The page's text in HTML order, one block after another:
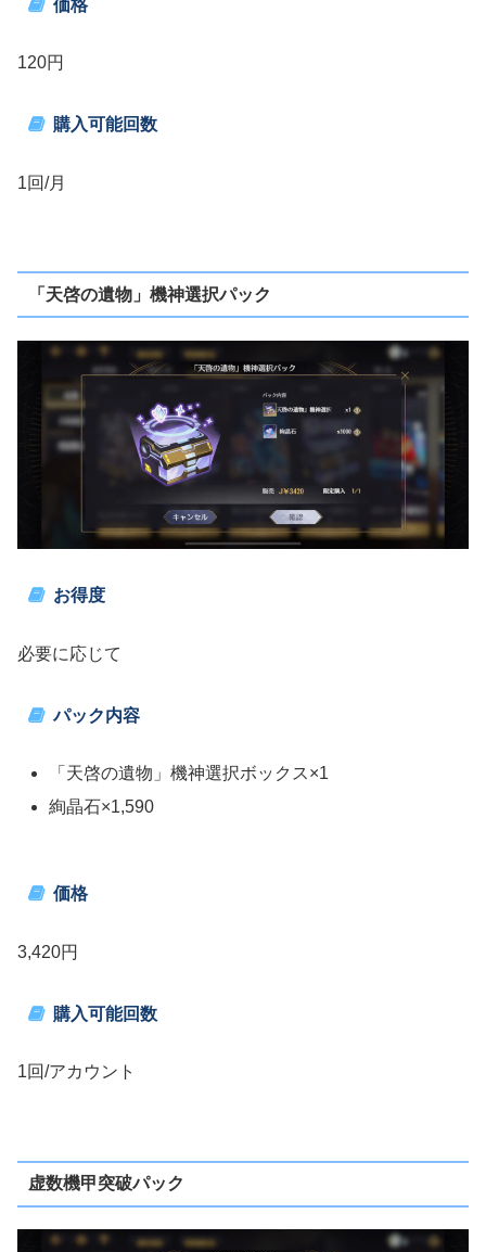
価格
120円
購入可能回数
1回/月
「天啓の遺物」機神選択パック
お得度
必要に応じて
パック内容
「天啓の遺物」機神選択ボックス×1
絢晶石×1,590
価格
3,420円
購入可能回数
1回/アカウント
虚数機甲突破パック